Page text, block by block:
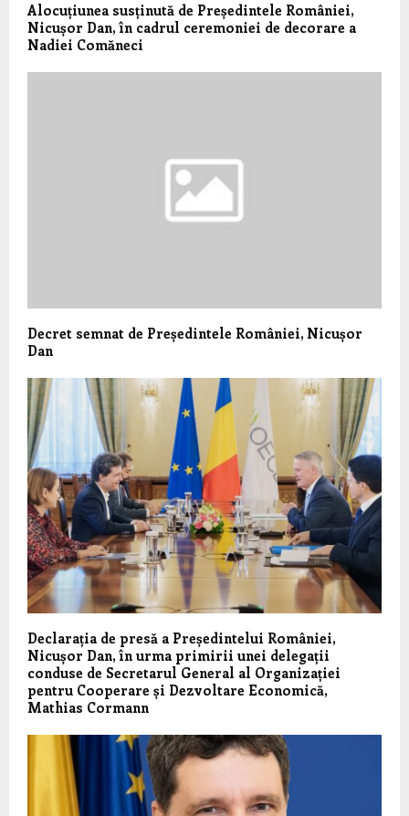
Alocuțiunea susținută de Președintele României,
Nicușor Dan, în cadrul ceremoniei de decorare a
Nadiei Comăneci
Decret semnat de Președintele României, Nicușor
Dan
Declarația de presă a Președintelui României,
Nicușor Dan, în urma primirii unei delegații
conduse de Secretarul General al Organizației
pentru Cooperare și Dezvoltare Economică,
Mathias Cormann